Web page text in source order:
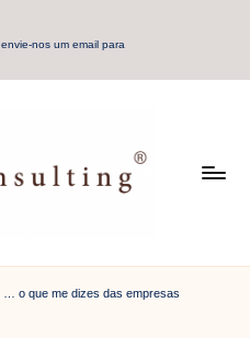
nos um email para
… o que me dizes das empresas